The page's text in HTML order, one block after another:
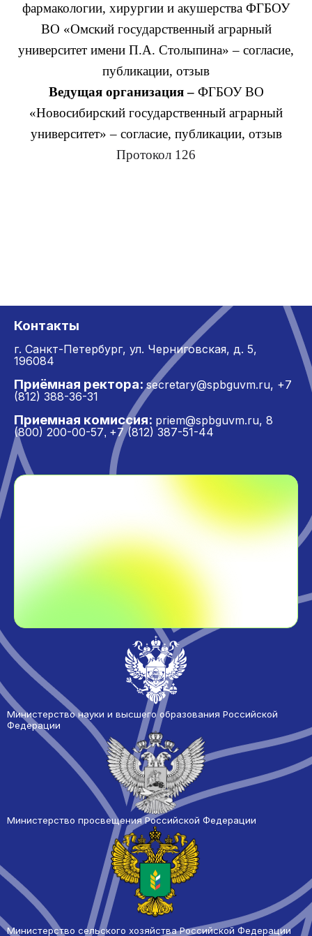
фармакологии, хирургии и акушерства ФГБОУ
ВО «Омский государственный аграрный
университет имени П.А. Столыпина» – согласие,
публикации, отзыв
Ведущая организация – ФГБОУ ВО
«Новосибирский государственный аграрный
университет» – согласие, публикации, отзыв
Протокол 126
Контакты
г. Санкт-Петербург, ул. Черниговская, д. 5,
196084
Приёмная ректора: secretary@spbguvm.ru, +7
(812) 388-36-31
Приемная комиссия: priem@spbguvm.ru, 8
(800) 200-00-57, +7 (812) 387-51-44
Министерство науки и высшего образования Российской
Федерации
Министерство просвещения Российской Федерации
Министерство сельского хозяйства Российской Федерации